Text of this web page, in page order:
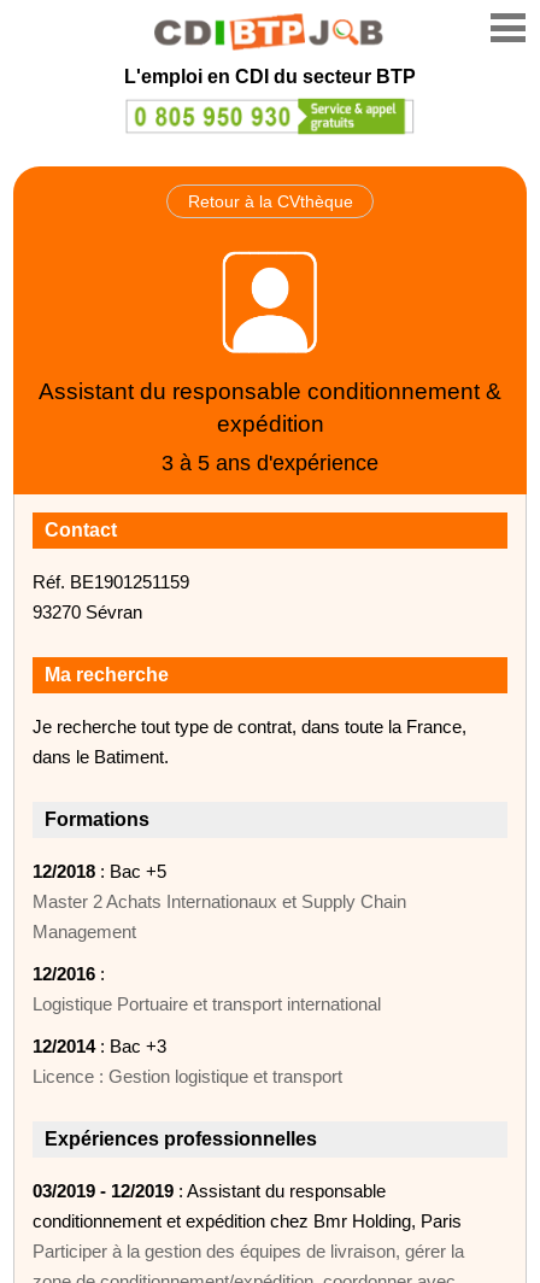
L'emploi en CDI du secteur BTP
Retour à la CVthèque
Assistant du responsable conditionnement &
expédition
3 à 5 ans d'expérience
Contact
Réf. BE1901251159
93270 Sévran
Ma recherche
Je recherche tout type de contrat, dans toute la France,
dans le Batiment.
Formations
12/2018 : Bac +5
Master 2 Achats Internationaux et Supply Chain
Management
12/2016 :
Logistique Portuaire et transport international
12/2014: Bac +3
Licence : Gestion logistique et transport
Expériences professionnelles
03/2019 - 12/2019 : Assistant du responsable
conditionnement et expédition chez Bmr Holding, Paris
Participer à la gestion des équipes de livraison, gérer la